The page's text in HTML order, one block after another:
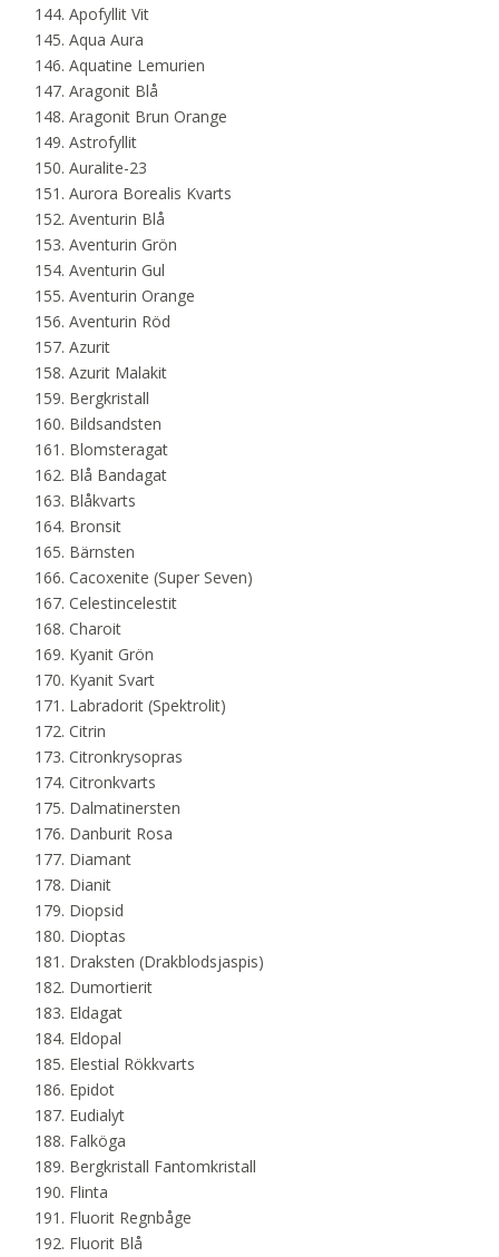
Apofyllit Vit
Aqua Aura
Aquatine Lemurien
Aragonit Blå
Aragonit Brun Orange
Astrofyllit
Auralite-23
Aurora Borealis Kvarts
Aventurin Blå
Aventurin Grön
Aventurin Gul
Aventurin Orange
Aventurin Röd
Azurit
Azurit Malakit
Bergkristall
Bildsandsten
Blomsteragat
Blå Bandagat
Blåkvarts
Bronsit
Bärnsten
Cacoxenite (Super Seven)
Celestincelestit
Charoit
Kyanit Grön
Kyanit Svart
Labradorit (Spektrolit)
Citrin
Citronkrysopras
Citronkvarts
Dalmatinersten
Danburit Rosa
Diamant
Dianit
Diopsid
Dioptas
Draksten (Drakblodsjaspis)
Dumortierit
Eldagat
Eldopal
Elestial Rökkvarts
Epidot
Eudialyt
Falköga
Bergkristall Fantomkristall
Flinta
Fluorit Regnbåge
Fluorit Blå